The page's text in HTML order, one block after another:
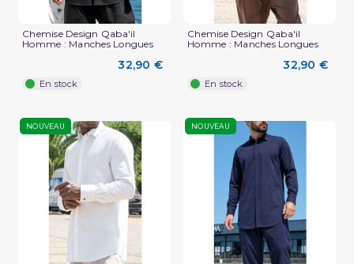
Chemise Design Qaba'il
Homme : Manches Longues
32,90 €
En stock
Chemise Design Qaba'il
Homme : Manches Longues
32,90 €
En stock
NOUVEAU NOUVEAU